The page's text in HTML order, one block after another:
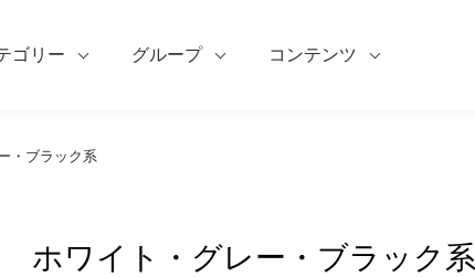
ゴリー グループ コンテンツ
・ブラック系
ホワイト・グレー・ブラック系